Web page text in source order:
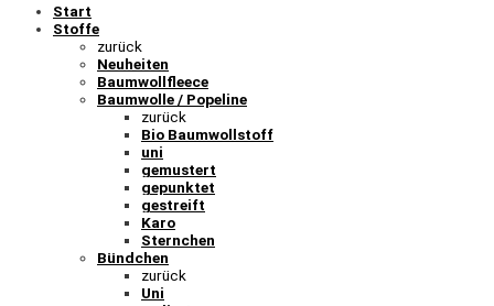
Start
Stoffe
zurück
Neuheiten
Baumwollfleece
Baumwolle / Popeline
zurück
Bio Baumwollstoff
uni
gemustert
gepunktet
gestreift
Karo
Sternchen
Bündchen
zurück
Uni